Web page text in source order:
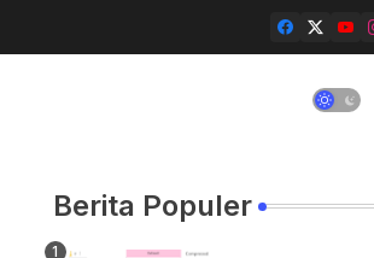
Berita Populer